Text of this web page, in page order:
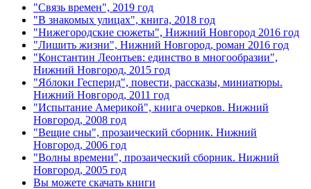
"Связь времен", 2019 год
"В знакомых улицах", книга, 2018 год
"Нижегородские сюжеты", Нижний Новгород 2016 год
"Лишить жизни", Нижний Новгород, роман 2016 год
"Константин Леонтьев: единство в многообразии",
Нижний Новгород, 2015 год
"Яблоки Гесперид", повести, рассказы, миниатюры.
Нижний Новгород, 2011 год
"Испытание Америкой", книга очерков. Нижний
Новгород, 2008 год
"Вещие сны", прозаический сборник. Нижний
Новгород, 2006 год
"Волны времени", прозаический сборник. Нижний
Новгород, 2005 год
Вы можете скачать книги